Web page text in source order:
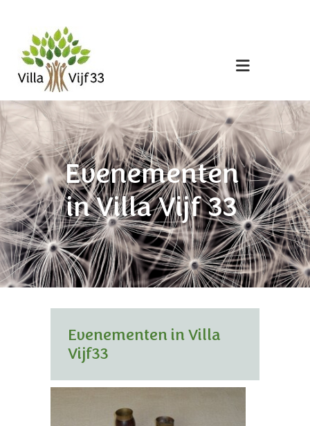
Evenementen
in Villa Vijf 33
Evenementen in Villa
Vijf33
HOME
CONSTELLATIONS AT WORK
AGENDA